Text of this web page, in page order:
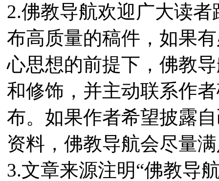
2.佛教导航欢迎广大读
布高质量的稿件，如果
心思想的前提下，佛教
和修饰，并主动联系作
布。如果作者希望披露
资料，佛教导航会尽量
3.文章来源注明“佛教导